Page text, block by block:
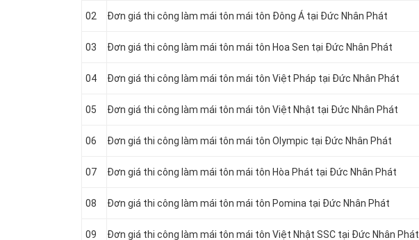
02 Đơn giá thi công làm mái tôn mái tôn Đông Á tại Đức Nhân Phát
03 Đơn giá thi công làm mái tôn mái tôn Hoa Sen tại Đức Nhân Phát
04 Đơn giá thi công làm mái tôn mái tôn Việt Pháp tại Đức Nhân Phát
05 Đơn giá thi công làm mái tôn mái tôn Việt Nhật tại Đức Nhân Phát
06 Đơn giá thi công làm mái tôn mái tôn Olympic tại Đức Nhân Phát
07 Đơn giá thi công làm mái tôn mái tôn Hòa Phát tại Đức Nhân Phát
08 Đơn giá thi công làm mái tôn mái tôn Pomina tại Đức Nhân Phát
09 Đơn giá thi công làm mái tôn mái tôn Việt Nhật SSC tại Đức Nhân Phát